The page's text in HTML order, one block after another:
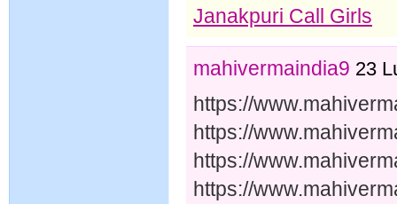
Janakpuri Call Girls
mahivermaindia9 23
https://
https://
https://
https://